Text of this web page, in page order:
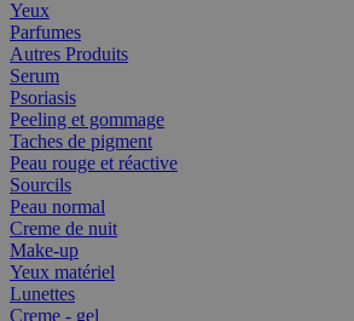
Yeux
Parfumes
Autres Produits
Serum
Psoriasis
Peeling et gommage
Taches de pigment
Peau rouge et réactive
Sourcils
Peau normal
Creme de nuit
Make-up
Yeux matériel
Lunettes
Creme - gel